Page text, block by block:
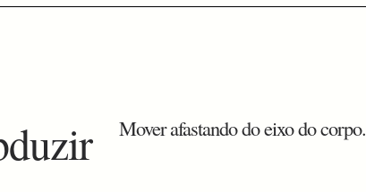
Mover afastando do eixo do corpo.